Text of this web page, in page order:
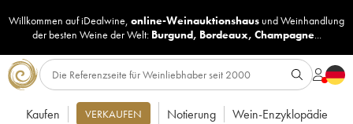
Willkommen auf iDealwine, online-Weinauktionshaus undWeinhandlung
der besten Weine der Welt: Burgund, Bordeaux, Champagne...
Kaufen VERKAUFEN Notierung Wein-Enzyklopädie